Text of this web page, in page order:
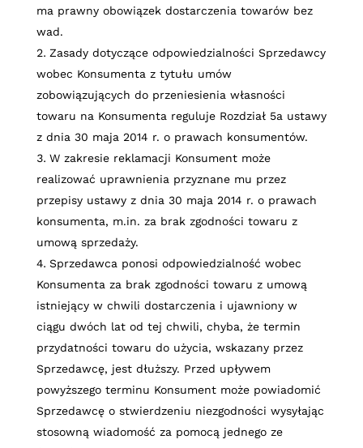
ma prawny obowiązek dostarczenia towarów bez
wad.
Zasady dotyczące odpowiedzialności Sprzedawcy
wobec Konsumenta z tytułu umów
zobowiązujących do przeniesienia własności
towaru na Konsumenta reguluje Rozdział 5a ustawy
z dnia 30 maja 2014 r. o prawach konsumentów.
W zakresie reklamacji Konsument może
realizować uprawnienia przyznane mu przez
przepisy ustawy z dnia 30 maja 2014 r. o prawach
konsumenta, m.in. za brak zgodności towaru z
umową sprzedaży.
Sprzedawca ponosi odpowiedzialność wobec
Konsumenta za brak zgodności towaru z umową
istniejący w chwili dostarczenia i ujawniony w
ciągu dwóch lat od tej chwili, chyba, że termin
przydatności towaru do użycia, wskazany przez
Sprzedawcę, jest dłuższy. Przed upływem
powyższego terminu Konsument może powiadomić
Sprzedawcę o stwierdzeniu niezgodności wysyłając
stosowną wiadomość za pomocą jednego ze